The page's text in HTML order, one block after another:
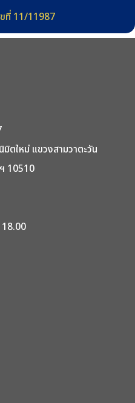
ตใหม่ แขวงสามวาตะวัน
10510